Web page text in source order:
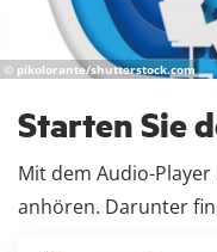
© pikolorante/shutterstock.com
Starten Sie
Mit dem Audio-
anhören. Darunter